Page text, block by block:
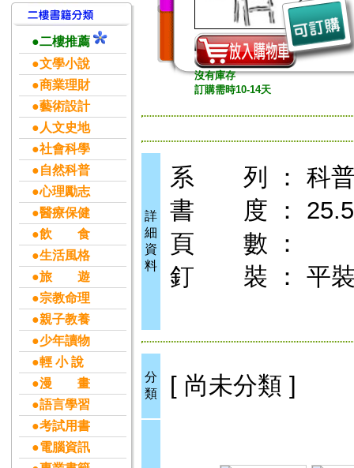
●二樓推薦
●文學小說
●商業理財
●藝術設計
●人文史地
●社會科學
●自然科普
●心理勵志
●醫療保健
●飲 食
●生活風格
●旅 遊
●宗教命理
●親子教養
●少年讀物
●輕 小 說
●漫 畫
●語言學習
●考試用書
●電腦資訊
沒有庫存
訂購需時10-14天
詳
細
資
料
系 列 ： 科
書 度 ： 25.5(
頁 數 ：
釘 裝 ： 平
分
類
[ 尚未分類 ]